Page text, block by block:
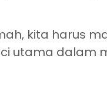
kita harus
utama dalam